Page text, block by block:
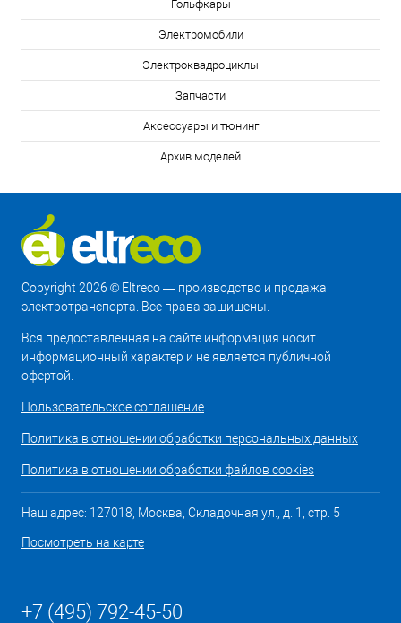
Гольфкары
Электромобили
Электроквадроциклы
Запчасти
Аксессуары и тюнинг
Архив моделей
Copyright 2026 © Eltreco — производство и продажа
электротранспорта. Все права защищены.
Вся предоставленная на сайте информация носит
информационный характер и не является публичной
офертой.
Пользовательское соглашение
Политика в отношении обработки персональных данных
Политика в отношении обработки файлов cookies
Наш адрес: 127018, Москва, Складочная ул., д. 1, стр. 5
Посмотреть на карте
+7 (495) 792-45-50